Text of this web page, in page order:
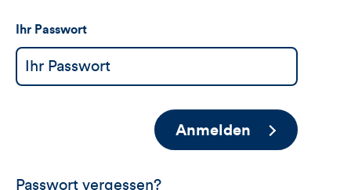
Ihr Passwort
Anmelden
Passwort vergessen?